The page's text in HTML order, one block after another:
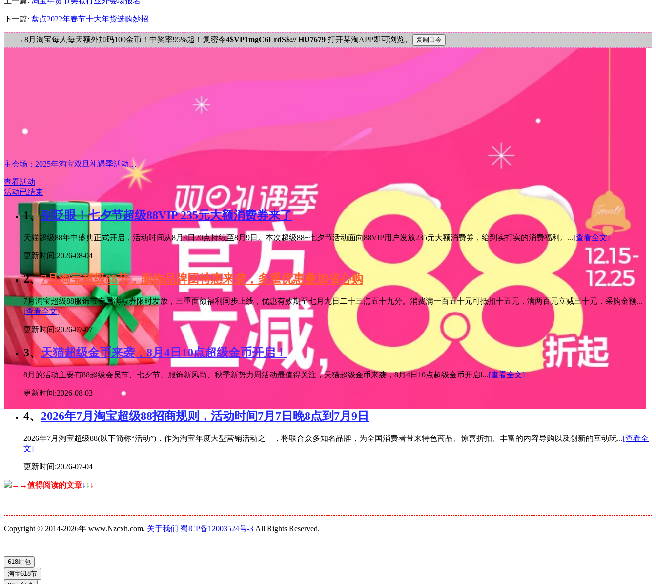
下一篇: 盘点2022年春节十大年货选购妙招
→8月淘宝每人每天额外加码100金币！中奖率95%起！复密令4$VP1mgC6LrdS$:// HU7679 打开某淘APP即可浏览。
主会场：2025年淘宝双旦礼遇季活动…
查看活动
活动已结束
1、别眨眼！七夕节超级88VIP 235元大额消费券来了
天猫超级88年中盛典正式开启，活动时间从8月4日20点持续至8月9日。本次超级88+七夕节活动面向88VIP用户发放235元大额消费券，给到实打实的消费福利。...[查看全文]
更新时间:2026-08-04
2、7月淘宝超级88节，服饰品牌团特惠来袭，多重优惠叠加省心购
7月淘宝超级88服饰节专属满减券限时发放，三重面额福利同步上线，优惠有效期至七月九日二十三点五十九分。消费满一百五十元可抵扣十五元，满两百元立减三十元，采购金额...
[查看全文]
更新时间:2026-07-07
3、天猫超级金币来袭，8月4日10点超级金币开启！
8月的活动主要有88超级会员节、七夕节、服饰新风尚、秋季新势力周活动最值得关注，天猫超级金币来袭，8月4日10点超级金币开启!...[查看全文]
更新时间:2026-08-03
4、 2026年7月淘宝超级88招商规则，活动时间7月7日晚8点到7月9日
2026年7月淘宝超级88(以下简称“活动”)，作为淘宝年度大型营销活动之一，将联合众多知名品牌，为全国消费者带来特色商品、惊喜折扣、丰富的内容导购以及创新的互动玩...[查看全
文]
更新时间:2026-07-04
→→值得阅读的文章↓ ↓ ↓
Copyright © 2014-2026年 www.Nzcxh.com. 关于我们 蜀ICP备12003524号-3 All Rights Reserved.